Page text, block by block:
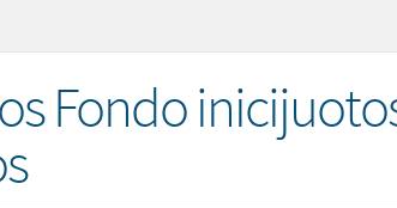
Fondo